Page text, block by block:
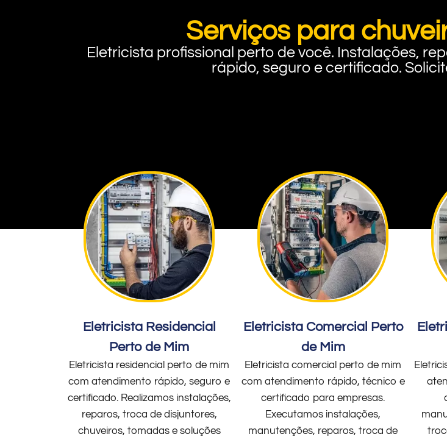
Serviços para
Eletricista profissional perto de você. Instalações,
rápido, seguro e certificado.
Eletricista Residencial
Perto de Mim
Eletricista residencial perto de mim
com atendimento rápido, seguro e
certificado. Realizamos instalações,
reparos, troca de disjuntores,
chuveiros, tomadas e soluções
Eletricista Comercial Perto
de Mim
Eletricista comercial perto de mim
com atendimento rápido, técnico e
certificado para empresas.
Executamos instalações,
manutenções, reparos, troca de